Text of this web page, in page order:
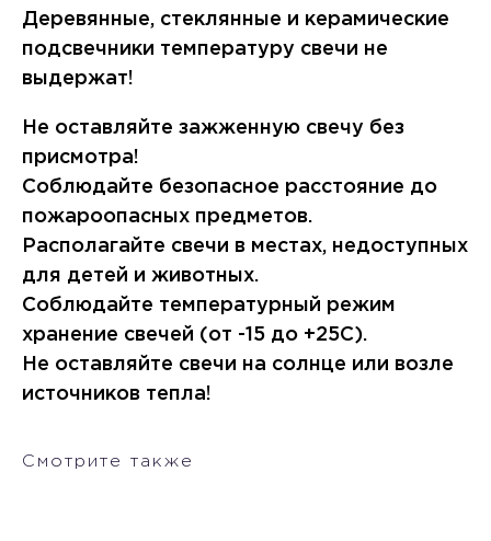
Деревянные, стеклянные и керамические
подсвечники температуру свечи не
выдержат!
Не оставляйте зажженную свечу без
присмотра!
Соблюдайте безопасное расстояние до
пожароопасных предметов.
Располагайте свечи в местах, недоступных
для детей и животных.
Соблюдайте температурный режим
хранение свечей (от -15 до +25С).
Не оставляйте свечи на солнце или возле
источников тепла!
Смотрите также